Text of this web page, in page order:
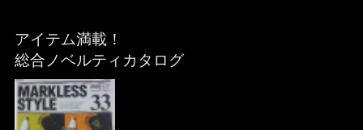
アイテム満載！
総合ノベルティカタログ